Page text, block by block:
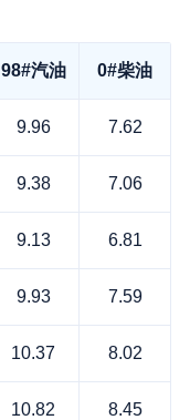
98#汽油 0#柴油
9.96 7.62
9.38 7.06
9.13 6.81
9.93 7.59
10.37 8.02
10.82 8.45